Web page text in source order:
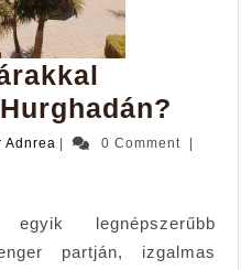
Adnrea Solymar0 Comment
egyik legnépszerűbb
partján, izgalmas